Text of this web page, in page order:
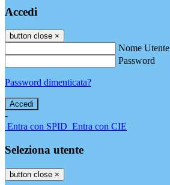
Accedi
button close ×
Nome Utente
Password
Password dimenticata?
-
Entra con SPID Entra con CIE
Seleziona utente
button close ×